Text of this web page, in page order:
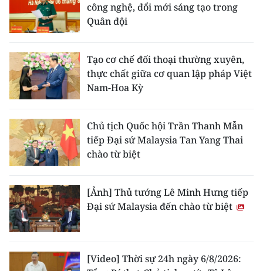
công nghệ, đổi mới sáng tạo trong
Quân đội
Tạo cơ chế đối thoại thường xuyên,
thực chất giữa cơ quan lập pháp Việt
Nam-Hoa Kỳ
Chủ tịch Quốc hội Trần Thanh Mẫn
tiếp Đại sứ Malaysia Tan Yang Thai
chào từ biệt
[Ảnh] Thủ tướng Lê Minh Hưng tiếp
Đại sứ Malaysia đến chào từ biệt
[Video] Thời sự 24h ngày 6/8/2026: